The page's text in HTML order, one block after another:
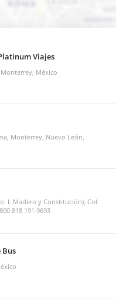
Viajes
México
Monterrey, Nuevo León,
I. Madero y Constitución), Col.
818 191 9693
Bus